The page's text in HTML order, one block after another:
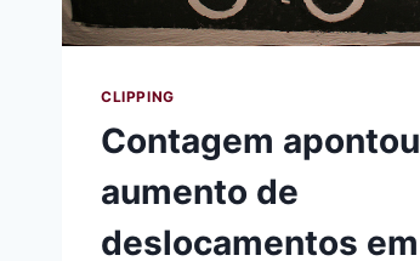
CLIPPING
Contagem apontou
aumento de
deslocamentos em